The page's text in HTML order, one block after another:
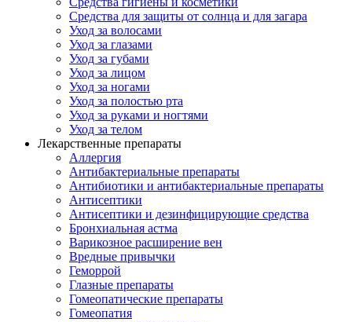
Средства для защиты от солнца и для загара
Уход за волосами
Уход за глазами
Уход за губами
Уход за лицом
Уход за ногами
Уход за полостью рта
Уход за руками и ногтями
Уход за телом
Лекарственные препараты
Аллергия
Антибактериальные препараты
Антибиотики и антибактериальные препараты
Антисептики
Антисептики и дезинфицирующие средства
Бронхиальная астма
Варикозное расширение вен
Вредные привычки
Геморрой
Глазные препараты
Гомеопатические препараты
Гомеопатия